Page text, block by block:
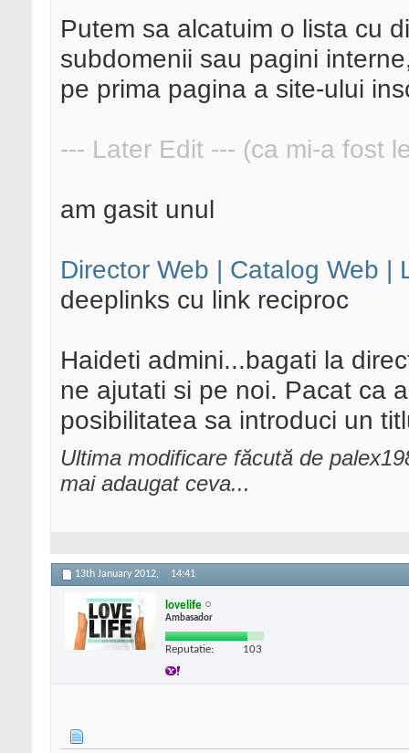
Putem sa alcatuim o lista cu
subdomenii sau pagini
pe prima pagina a site-ului
--- Later Edit --- (ca mi-a fost
am gasit unul
Director Web | Catalog Web |
deeplinks cu link reciproc
Haideti admini...bagati la
ne ajutati si pe noi. Pacat ca
posibilitatea sa introduci un
Ultima modificare făcută de
mai adaugat ceva...
13th January 2012, 14:41
lovelife
Ambasador
Reputatie: 103